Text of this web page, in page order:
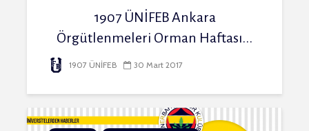
1907 ÜNİFEB Ankara
Örgütlenmeleri Orman Haftası...
1907 ÜNİFEB 30 Mart 2017